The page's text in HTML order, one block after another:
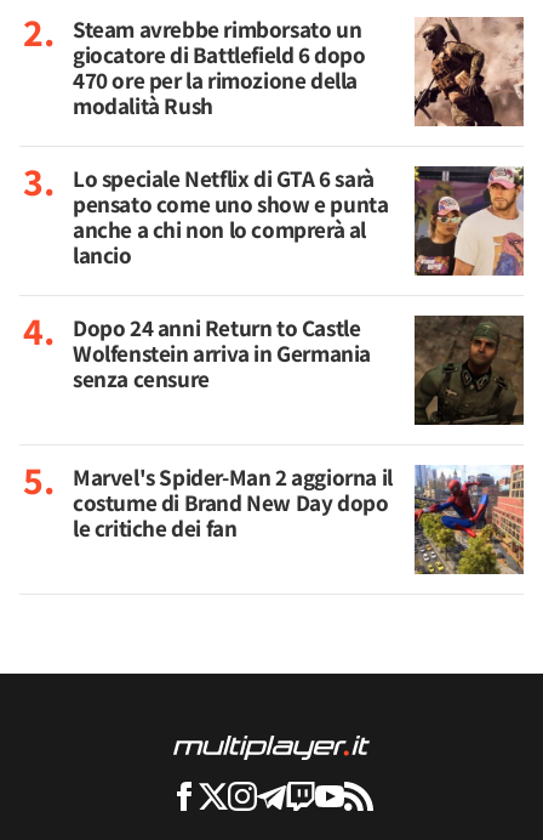
Steam avrebbe rimborsato un
giocatore di Battlefield 6 dopo
470 ore per la rimozione della
modalità Rush
Lo speciale Netflix di GTA 6 sarà
pensato come uno show e punta
anche a chi non lo comprerà al
lancio
Dopo 24 anni Return to Castle
Wolfenstein arriva in Germania
senza censure
Marvel's Spider-Man 2 aggiorna il
costume di Brand New Day dopo
le critiche dei fan